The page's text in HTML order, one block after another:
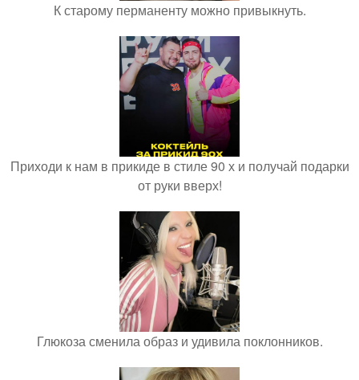
К старому перманенту можно привыкнуть.
Приходи к нам в прикиде в стиле 90 х и получай подарки
от руки вверх!
Глюкоза сменила образ и удивила поклонников.